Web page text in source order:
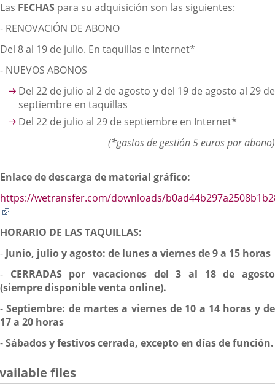
Las FECHAS para su adquisición son las siguientes:
- RENOVACIÓN DE ABONO
Del 8 al 19 de julio. En taquillas e Internet*
- NUEVOS ABONOS
Del 22 de julio al 2 de agosto y del 19 de agosto al 29 de
septiembre en taquillas
Del 22 de julio al 29 de septiembre en Internet*
(*gastos de gestión 5 euros por abono)
Enlace de descarga de material gráfico:
https://wetransfer.com/downloads/
una
aplicación
HORARIO DE LAS TAQUILLAS:
- Junio, julio y agosto: de lunes a viernes de 9 a 15 horas
- CERRADAS por vacaciones del 3 al 18 de agosto
(siempre disponible venta online).
-Septiembre: de martes a viernes de 10 a 14 horas y de
17 a 20 horas
-Sábados y festivos cerrada, excepto en días de función.
files